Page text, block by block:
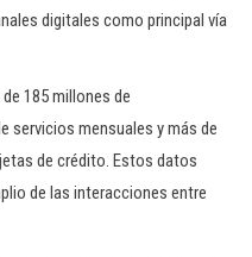
digitales como principal vía
185 millones de
servicios mensuales y más de
de crédito. Estos datos
de las interacciones entre